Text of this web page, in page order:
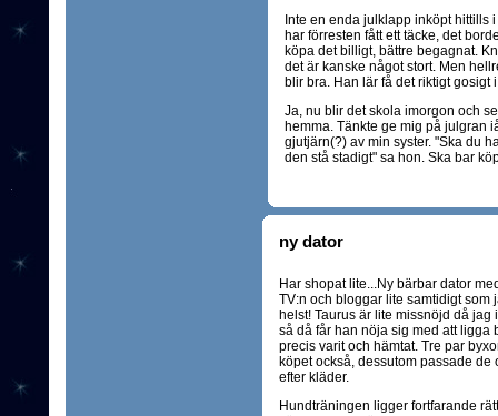
Inte en enda julklapp inköpt hittills
har förresten fått ett täcke, det
köpa det billigt, bättre begagnat.
det är kanske något stort. Men
blir bra. Han lär få det riktigt gosigt
Ja, nu blir det skola imorgon och
hemma. Tänkte ge mig på julgran
gjutjärn(?) av min syster. "Ska du
den stå stadigt" sa hon. Ska bar
ny dator
Har shopat lite...Ny bärbar dator
TV:n och bloggar lite samtidigt som
helst! Taurus är lite missnöjd då
så då får han nöja sig med att ligga
precis varit och hämtat. Tre par
köpet också, dessutom passade
efter kläder.
Hundträningen ligger fortfarande